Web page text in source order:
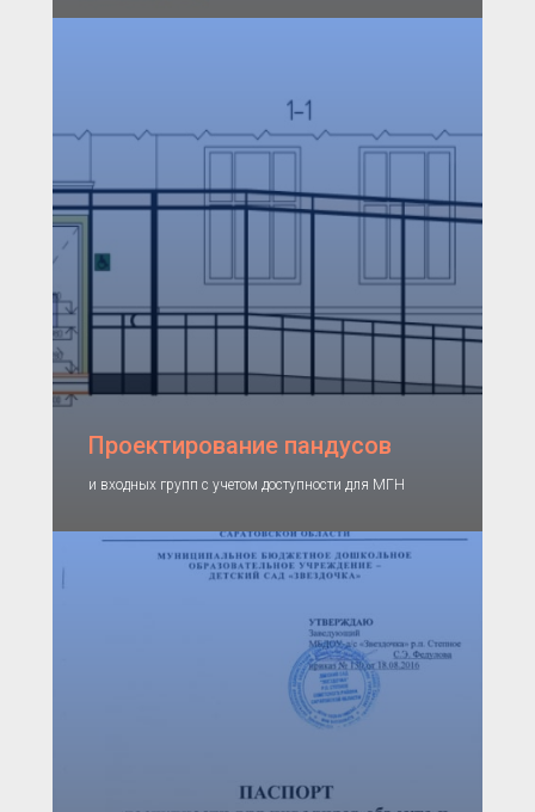
Проектирование пандусов
и входных групп с учетом доступности для МГН